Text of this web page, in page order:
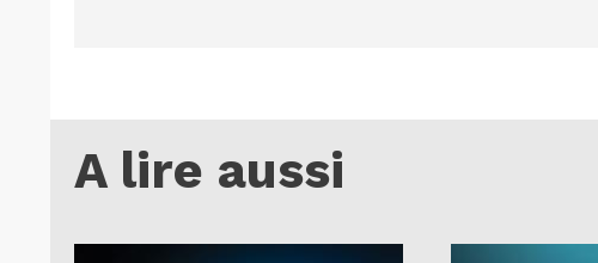
A lire aussi